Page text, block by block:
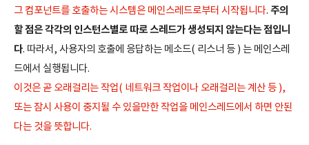
그 컴포넌트를 호출하는 시스템은 메인스레드로부터 시작됩니다. 주의
할 점은 각각의 인스턴스별로 따로 스레드가 생성되지 않는다는 점입니
다. 따라서, 사용자의 호출에 응답하는 메소드( 리스너 등 ) 는 메인스레
드에서 실행됩니다.
이것은 곧 오래걸리는 작업( 네트워크 작업이나 오래걸리는 계산 등 ),
또는 잠시 사용이 중지될 수 있을만한 작업을 메인스레드에서 하면 안된
다는 것을 뜻합니다.